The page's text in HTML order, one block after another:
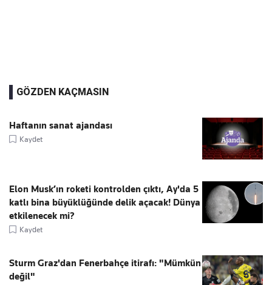
GÖZDEN KAÇMASIN
Haftanın sanat ajandası
Kaydet
Elon Musk’ın roketi kontrolden çıktı, Ay'da 5
katlı bina büyüklüğünde delik açacak! Dünya
etkilenecek mi?
Kaydet
Sturm Graz'dan Fenerbahçe itirafı: "Mümkün
değil"